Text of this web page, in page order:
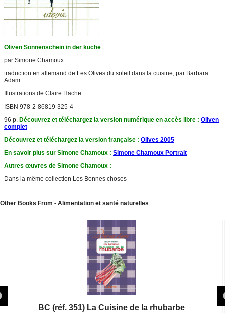
Oliven Sonnenschein in der küche
par Simone Chamoux
traduction en allemand de Les Olives du soleil dans la cuisine, par Barbara
Adam
Illustrations de Claire Hache
ISBN 978-2-86819-325-4
96 p. Découvrez et téléchargez la version numérique en accès libre : Oliven
complet
Découvrez et téléchargez la version française : Olives 2005
En savoir plus sur Simone Chamoux : Simone Chamoux Portrait
Autres œuvres de Simone Chamoux :
Dans la même collection Les Bonnes choses
Other Books From - Alimentation et santé naturelles
BC (réf. 351) La Cuisine de la rhubarbe